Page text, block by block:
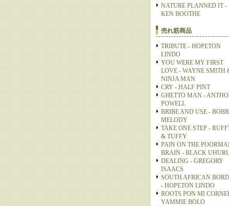
NATURE PLANNED IT -
KEN BOOTHE
売れ筋商品
TRIBUTE - HOPETON
LINDO
YOU WERE MY FIRST
LOVE - WAYNE SMITH
NINJA MAN
CRY - HALF PINT
GHETTO MAN -
POWELL
BRIBE AND USE -
MELODY
TAKE ONE STEP -
& TUFFY
PAIN ON THE
BRAIN - BLACK
DEALING - GREGORY
ISAACS
SOUTH AFRICAN
- HOPETON LINDO
ROOTS PON MI
YAMMIE BOLO